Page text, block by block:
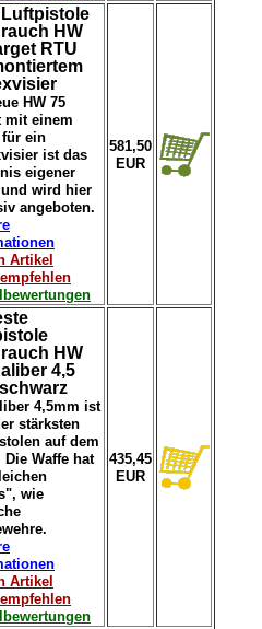
Luftpistole
HW
RTU
HW 75
mit einem
ein
ist das
eigener
und wird hier
angeboten.
Artikel
581,50
EUR
HW
4,5
4,5mm ist
stärksten
auf dem
Die Waffe hat
wie
Artikel
435,45
EUR